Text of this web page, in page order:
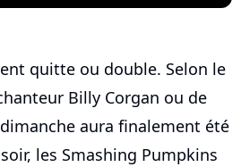
quitte ou double. Selon le
Billy Corgan ou de
aura finalement été
les Smashing Pumpkins